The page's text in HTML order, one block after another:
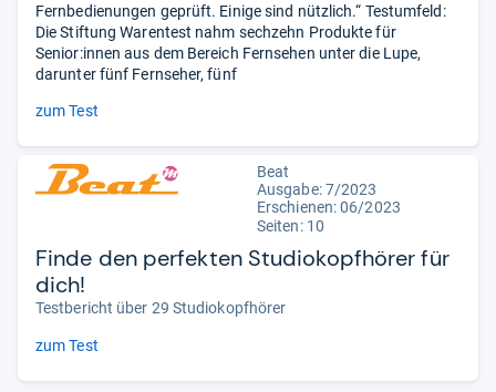
Fernbedienungen geprüft. Einige sind nützlich.“ Testumfeld:
Die Stiftung Warentest nahm sechzehn Produkte für
Senior:innen aus dem Bereich Fernsehen unter die Lupe,
darunter fünf Fernseher, fünf
zum Test
Beat
Ausgabe: 7/2023
Erschienen: 06/2023
Seiten: 10
Finde den perfekten Studiokopfhörer für
dich!
Testbericht über 29 Studiokopfhörer
zum Test